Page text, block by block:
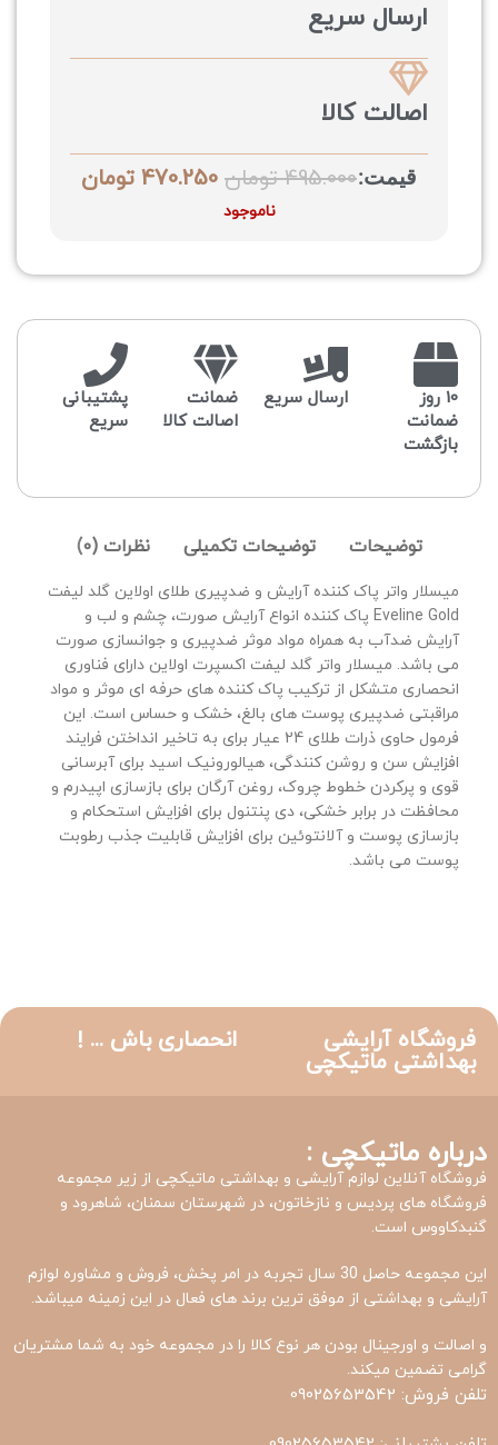
ارسال سریع
اصالت کالا
قیمت:495.000 تومان 470.250 تومان
ناموجود
10 روز
ضمانت
بازگشت
ارسال سریع
ضمانت
اصالت کالا
پشتیبانی
سریع
توضیحات توضیحات تکمیلی نظرات (0)
میسلار واتر پاک کننده آرایش و ضدپیری طلای اولاین گلد لیفت
Eveline Gold پاک کننده انواع آرایش صورت، چشم و لب و
آرایش ضدآب به همراه مواد موثر ضدپیری و جوانسازی صورت
می باشد. میسلار واتر گلد لیفت اکسپرت اولاین دارای فناوری
انحصاری متشکل از ترکیب پاک کننده های حرفه ای موثر و مواد
مراقبتی ضدپیری پوست های بالغ، خشک و حساس است. این
فرمول حاوی ذرات طلای 24 عیار برای به تاخیر انداختن فرایند
افزایش سن و روشن کنندگی، هیالورونیک اسید برای آبرسانی
قوی و پرکردن خطوط چروک، روغن آرگان برای بازسازی اپیدرم و
محافظت در برابر خشکی، دی پنتنول برای افزایش استحکام و
بازسازی پوست و آلانتوئین برای افزایش قابلیت جذب رطوبت
پوست می باشد.
فروشگاه آرایشی
بهداشتی ماتیکچی
انحصاری باش ... !
درباره ماتیکچی :
فروشگاه آنلاین لوازم آرایشی و بهداشتی ماتیکچی از زیر مجموعه
فروشگاه های پردیس و نازخاتون، در شهرستان سمنان، شاهرود و
گنبدکاووس است.
این مجموعه حاصل 30 سال تجربه در امر پخش، فروش و مشاوره لوازم
آرایشی و بهداشتی از موفق ترین برند های فعال در این زمینه میباشد.
و اصالت و اورجینال بودن هر نوع کالا را در مجموعه خود به شما مشتریان
گرامی تضمین میکند.
تلفن فروش: 09025653542